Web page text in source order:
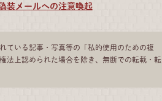
装メールへの注意喚起
ている記事・写真等の「私的使用のための複
法上認められた場合を除き、無断での転載・転